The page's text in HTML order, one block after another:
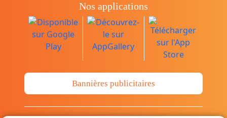
Nos applications
Bannières publicitaires